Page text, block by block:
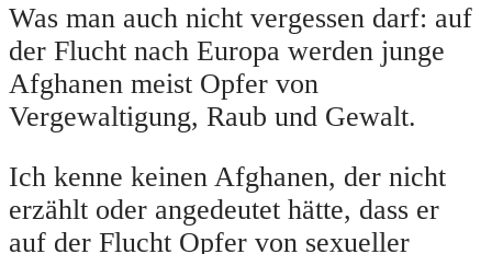
Was man auch nicht vergessen darf: auf
der Flucht nach Europa werden junge
Afghanen meist Opfer von
Vergewaltigung, Raub und Gewalt.
Ich kenne keinen Afghanen, der nicht
erzählt oder angedeutet hätte, dass er
auf der Flucht Opfer von sexueller